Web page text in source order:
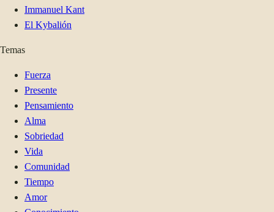
Immanuel Kant
El Kybalión
Temas
Fuerza
Presente
Pensamiento
Alma
Sobriedad
Vida
Comunidad
Tiempo
Amor